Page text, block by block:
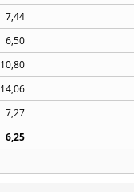
7,44
6,50
10,80
14,06
7,27
6,25